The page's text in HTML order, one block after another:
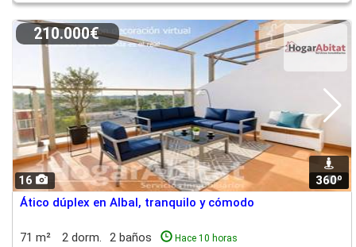
16 1
360º
210.000€
Ático dúplex en Albal, tranquilo y cómodo
71 m² 2 dorm. 2 baños Hace 10 horas